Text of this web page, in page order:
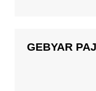
GEBYAR